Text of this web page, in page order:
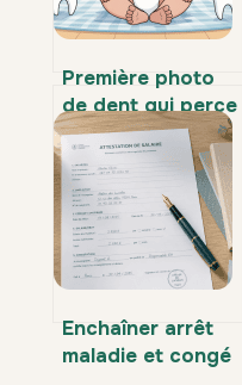
Première photo
de dent qui perce
bébé : guide,
astuces et
souvenirs à
capturer
Enchaîner arrêt
maladie et congé